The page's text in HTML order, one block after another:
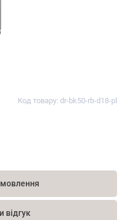
Код товару: dr-bk50-rb-d18-pl
відгук